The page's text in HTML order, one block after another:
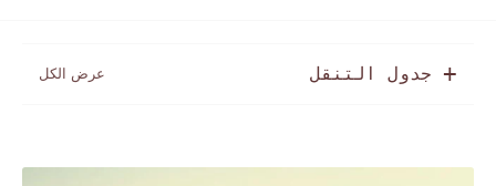
جدول التنقل